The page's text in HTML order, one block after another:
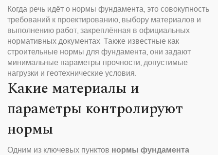
Когда речь идёт о нормы фундамента, это совокупность
требований к проектированию, выбору материалов и
выполнению работ, закреплённая в официальных
нормативных документах. Также известные как
строительные нормы для фундамента, они задают
минимальные параметры прочности, допустимые
нагрузки и геотехнические условия.
Какие материалы и
параметры контролируют
нормы
Одним из ключевых пунктов нормы фундамента